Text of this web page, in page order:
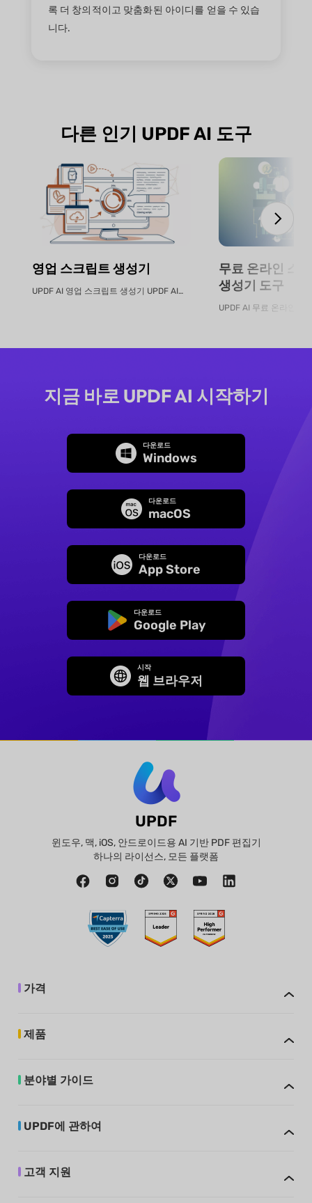
록 더 창의적이고 맞춤화된 아이디를 얻을 수 있습
니다.
다른 인기 UPDF AI 도구
영업 스크립트 생성기
UPDF AI 영업 스크립트 생성기 UPDF AI는 제품 PDF 또는 설명...
무료 온라인 스
생성기 도구
지금 바로 UPDF AI 시작하기
다운로드
Windows
다운로드
macOS
다운로드
App Store
다운로드
Google Play
시작
웹 브라우저
UPDF
윈도우, 맥, iOS, 안드로이드용 AI 기반 PDF 편집기
하나의 라이선스, 모든 플랫폼
가격
제품
분야별 가이드
UPDF에 관하여
고객 지원